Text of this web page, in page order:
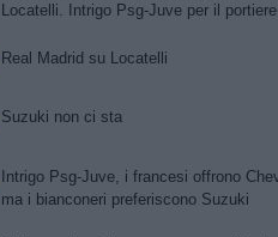
Locatelli. Intrigo Psg-Juve per il portiere
Real Madrid su Locatelli
Suzuki non ci sta
Intrigo Psg-Juve, i francesi offrono
ma i bianconeri preferiscono Suzuki